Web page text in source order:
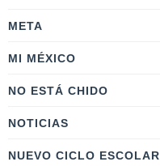
META
MI MÉXICO
NO ESTÁ CHIDO
NOTICIAS
NUEVO CICLO ESCOLAR